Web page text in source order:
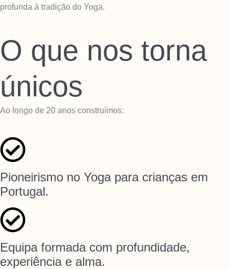
profunda à tradição do Yoga.
O que nos torna
únicos
Ao longo de 20 anos construímos:
Pioneirismo no Yoga para crianças em
Portugal.
Equipa formada com profundidade,
experiência e alma.